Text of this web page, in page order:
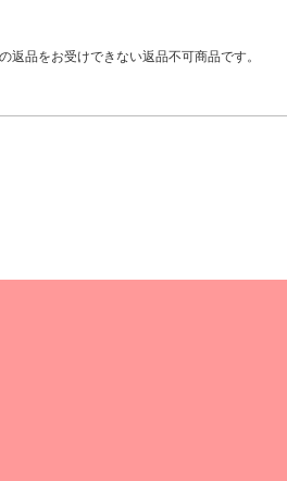
返品をお受けできない返品不可商品です。